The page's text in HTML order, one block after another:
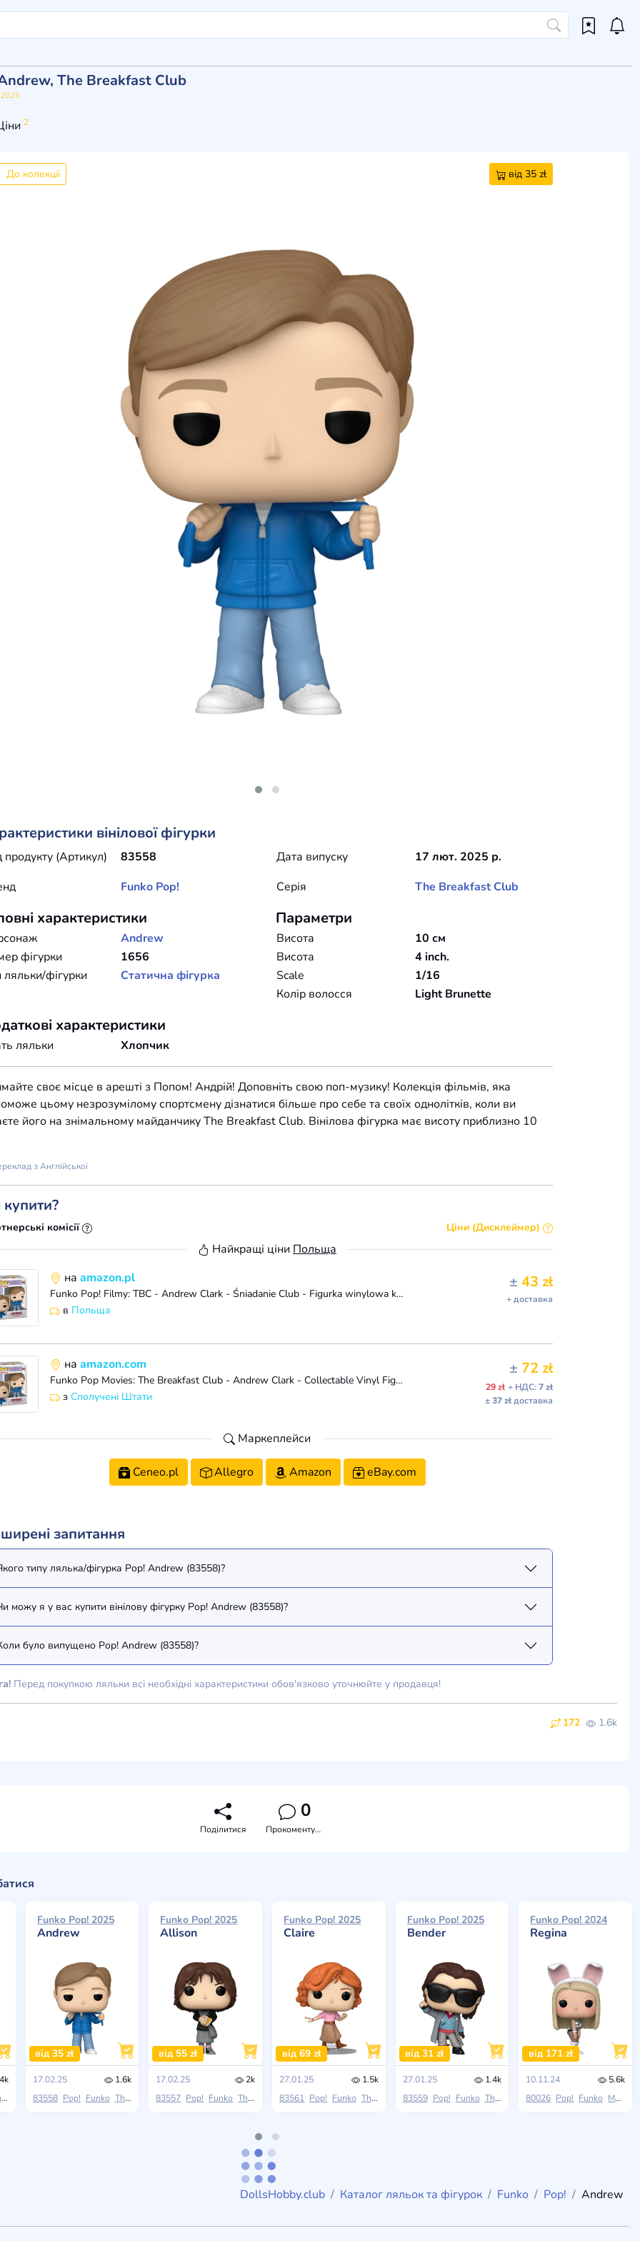
The Breakfast Club
2025
2
До колекції від 35 zł
вінілової фігурки
продукту (Артикул) 83558 Дата випуску
17 лют. 2025 р.
Funko Pop! Серія The Breakfast Club
характеристики
Andrew
фігурки
1656
ляльки/фігурки
Статична фігурка
Параметри
Висота
10 см
Висота
4 inch.
Scale
1/16
Колір волосся
Light Brunette
характеристики
ляльки Хлопчик
своє місце в арешті з Попом! Андрій! Доповніть свою поп-музику! Колекція фільмів, яка
цьому незрозумілому спортсмену дізнатися більше про себе та своїх однолітків, коли ви
його на знімальному майданчику The Breakfast Club. Вінілова фігурка має висоту приблизно 10
з Англійської
комісії Ціни (Дисклеймер)
Найкращі ціни Польща
на amazon.pl
Funko Pop! Filmy: TBC - Andrew Clark - Śniadanie Club - Figurka winylowa kolekcjonerska - pomysł na prezent - Oficjalny towar - Zabawki dla dzieci i d
в Польща
± 43 zł
+ доставка
на amazon.com
Funko Pop Movies: The Breakfast Club - Andrew Clark - Collectable Vinyl Figure - Gift Idea - Official Merchandise - Toys for Kids & Adults - Comedy Fa
з Сполучені Штати
± 72 zł
29 zł + НДС:7 zł
± 37 złдоставка
Маркеплейси
Ceneo.pl Allegro Amazon eBay.com
запитання
типу лялька/фігурка Pop! Andrew (83558)?
можу я у вас купити вінілову фігурку Pop! Andrew (83558)?
було випущено Pop! Andrew (83558)?
Перед покупкою ляльки всі необхідні характеристики обов'язково уточнюйте у продавця!
172 1.6k
Поділитися
0
Прокоментувати
Funko Pop! 2025
Andrew
від 35 zł
17.02.25
1.6k
83558 Pop! Funko The Breakfast Club
Funko Pop! 2025
Allison
від 55 zł
17.02.25
2k
83557 Pop! Funko The Breakfast Club
Funko Pop! 2025
Claire
від 69 zł
27.01.25
1.5k
83561 Pop! Funko The Breakfast Club
Funko Pop! 2025
Bender
від 31 zł
27.01.25
1.4k
83559 Pop! Funko The Breakfast Club
Funko Pop! 2024
Regina
від 171 zł
10.11.24
5.6k
80026 Pop! Funko Mean Girls
DollsHobby.club Каталог ляльок та фігурок Funko Pop! Andrew